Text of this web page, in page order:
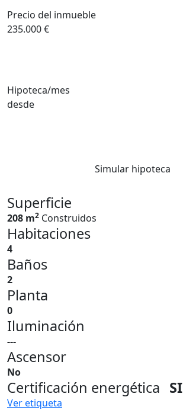
Precio del inmueble
235.000 €
Hipoteca/mes
desde
Simular hipoteca
Superficie
208 m2 Construidos
Habitaciones
4
Baños
2
Planta
0
Iluminación
---
Ascensor
No
Certificación energética SI
Ver etiqueta